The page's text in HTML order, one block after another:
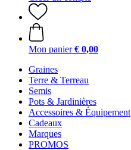
Mon panier € 0,00
Graines
Terre & Terreau
Semis
Pots & Jardinières
Accessoires & Équipement
Cadeaux
Marques
PROMOS